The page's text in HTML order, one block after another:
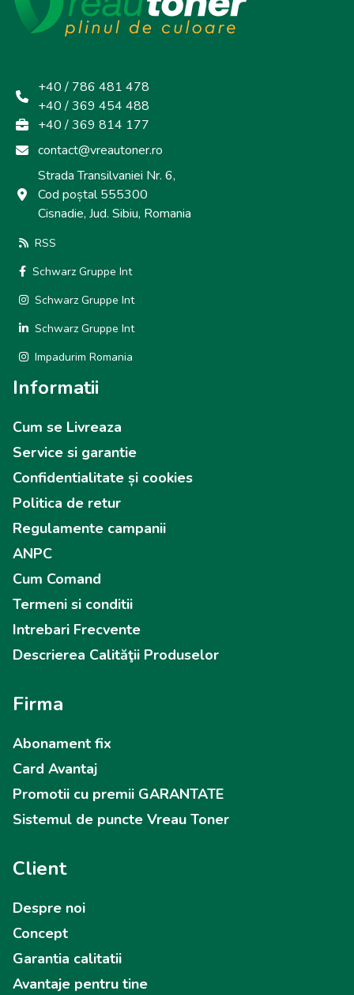
+40 / 786 481 478
+40 / 369 454 488
+40 / 369 814 177
contact@vreautoner.ro
Strada Transilvaniei Nr. 6,
Cod poștal 555300
Cisnadie, Jud. Sibiu, Romania
RSS
Schwarz Gruppe Int
Schwarz Gruppe Int
Schwarz Gruppe Int
Impadurim Romania
Informatii
Cum se Livreaza
Service si garantie
Confidentialitate și cookies
Politica de retur
Regulamente campanii
ANPC
Cum Comand
Termeni si conditii
Intrebari Frecvente
Descrierea Calităţii Produselor
Firma
Abonament fix
Card Avantaj
Promotii cu premii GARANTATE
Sistemul de puncte Vreau Toner
Client
Despre noi
Concept
Garantia calitatii
Avantaje pentru tine